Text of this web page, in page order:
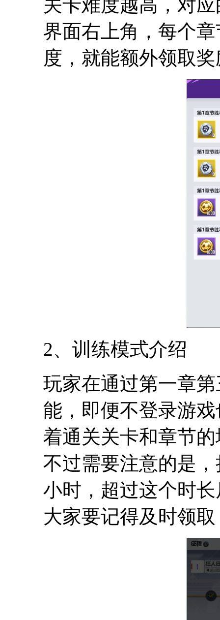
关卡难度越高，对
界面右上角，每个
度，就能额外领取
2、训练模式介绍
玩家在通过第一章
能，即便不登录游
着通关关卡和章节
不过需要注意的是
小时，超过这个时
大家要记得及时领